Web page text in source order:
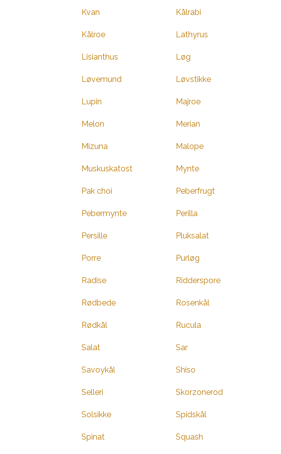
Kvan Kålrabi
Kålroe Lathyrus
Lisianthus Løg
Løvemund Løvstikke
Lupin Majroe
Melon Merian
Mizuna Malope
Muskuskatost Mynte
Pak choi Peberfrugt
Pebermynte Perilla
Persille Pluksalat
Porre Purløg
Radise Ridderspore
Rødbede Rosenkål
Rødkål Rucula
Salat Sar
Savoykål Shiso
Selleri Skorzonerod
Solsikke Spidskål
Spinat Squash